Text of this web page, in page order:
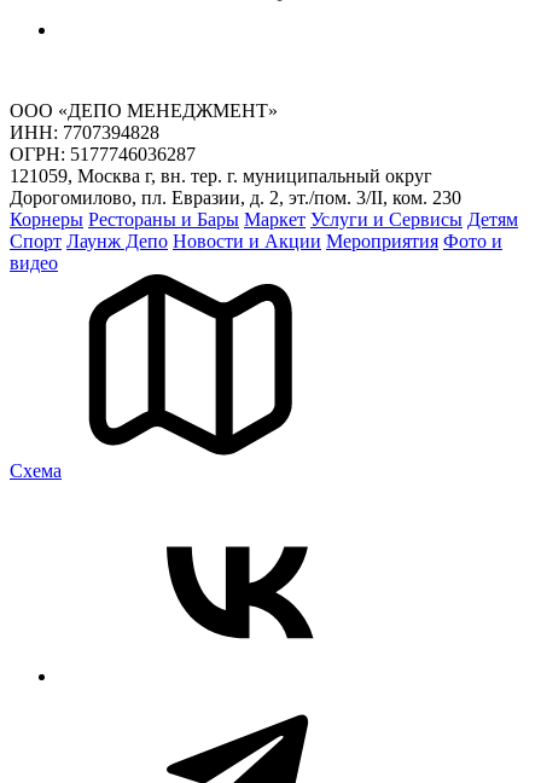
ООО «ДЕПО МЕНЕДЖМЕНТ»
ИНН: 7707394828
ОГРН: 5177746036287
121059, Москва г, вн. тер. г. муниципальный округ
Дорогомилово, пл. Евразии, д. 2, эт./пом. 3/II, ком. 230
Корнеры Рестораны и Бары Маркет Услуги и Сервисы Детям
Спорт Лаунж Депо Новости и Акции Мероприятия Фото и
видео
Cхема